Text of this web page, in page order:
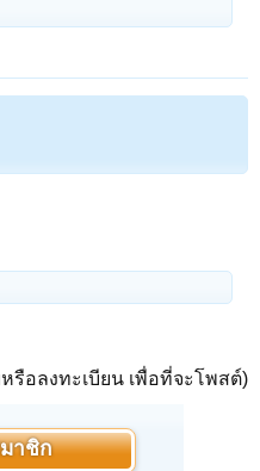
รือลงทะเบียน เพื่อที่จะโพสต์)
าชิก